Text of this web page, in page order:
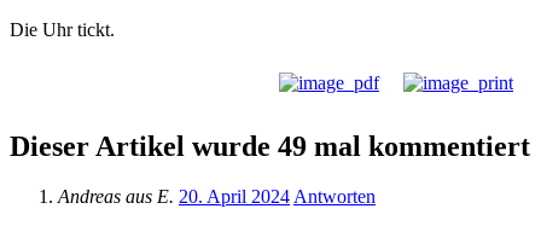
Die Uhr tickt.
Dieser Artikel wurde 49 mal kommentiert
Andreas aus E. 20. April 2024Antworten